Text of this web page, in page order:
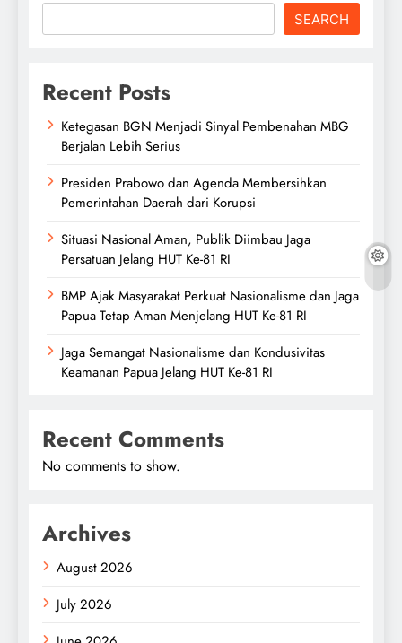
SEARCH
Recent Posts
Ketegasan BGN Menjadi Sinyal Pembenahan MBG
Berjalan Lebih Serius
Presiden Prabowo dan Agenda Membersihkan
Pemerintahan Daerah dari Korupsi
Situasi Nasional Aman, Publik Diimbau Jaga
Persatuan Jelang HUT Ke-81 RI
BMP Ajak Masyarakat Perkuat Nasionalisme dan Jaga
Papua Tetap Aman Menjelang HUT Ke-81 RI
Jaga Semangat Nasionalisme dan Kondusivitas
Keamanan Papua Jelang HUT Ke-81 RI
Recent Comments
No comments to show.
Archives
August 2026
July 2026